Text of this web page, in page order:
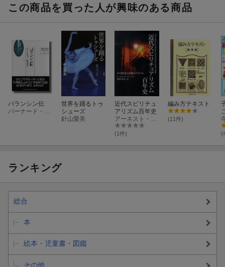
キット内容
ロングルーム（編み機）、拡張ブロック10個、とじ針、バール、
この商品を買った人が興味のある商品
バランシン伝
世界を踊るトゥ
シューズ
針山愛美
近代スピリチュ
アリズム百年史
(1件)
編み方テキスト
(11件)
ランキング
総合
本
絵本・児童書・図鑑
その他